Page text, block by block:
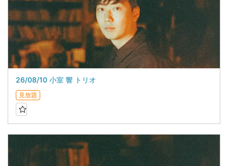
26/08/10 小室 響 トリオ
見放題